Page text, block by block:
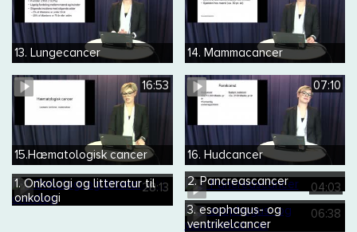
13. Lungecancer 14. Mammacancer
16:53
15.Hæmatologisk cancer
07:10
16. Hudcancer
28:13
1. Onkologi og litteratur til
onkologi
04:03
2. Pancreascancer
06:38
3. esophagus- og
ventrikelcancer